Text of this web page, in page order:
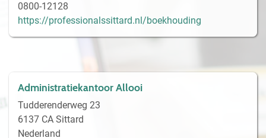
0800-12128
https://professionalssittard.nl/boekhouding
Administratiekantoor Allooi
Tudderenderweg 23
6137 CA Sittard
Nederland